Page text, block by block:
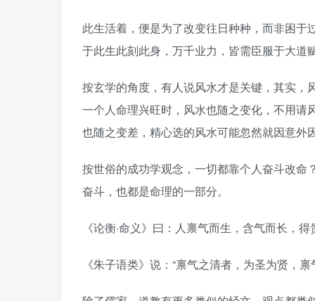
此生活着，便是为了改变往日种种，而非困
于此生此刻此身，万千业力，皆需臣服于大道
按玄学的角度，有人说风水才是关键，其实
一个人命理兴旺时，风水也随之变化，不用
也随之变差，精心选的风水可能忽然就因意外
按世俗的成功学观念，一切都靠个人奋斗改
奋斗，也都是命理的一部分。
《论衡·命义》曰：人禀气而生，含气而长，
《朱子语类》说：“禀气之清者，为圣为贤，